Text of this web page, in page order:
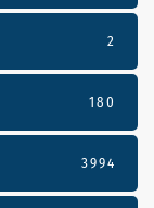
2
180
3994